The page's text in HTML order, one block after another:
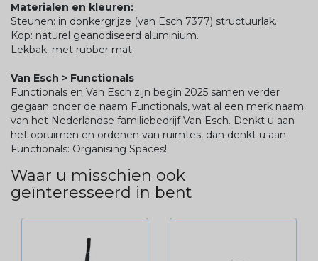
Materialen en kleuren:
Steunen: in donkergrijze (van Esch 7377) structuurlak.
Kop: naturel geanodiseerd aluminium.
Lekbak: met rubber mat.
Van Esch > Functionals
Functionals en Van Esch zijn begin 2025 samen verder
gegaan onder de naam Functionals, wat al een merk naam
van het Nederlandse familiebedrijf Van Esch. Denkt u aan
het opruimen en ordenen van ruimtes, dan denkt u aan
Functionals: Organising Spaces!
Waar u misschien ook
geïnteresseerd in bent